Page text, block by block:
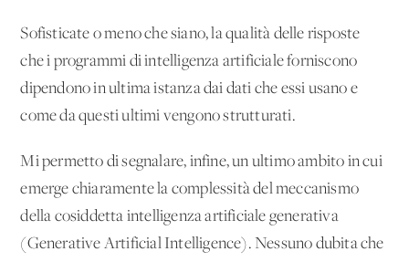
Sofisticate o meno che siano, la qualità delle risposte
che i programmi di intelligenza artificiale forniscono
dipendono in ultima istanza dai dati che essi usano e
come da questi ultimi vengono strutturati.
Mi permetto di segnalare, infine, un ultimo ambito in cui
emerge chiaramente la complessità del meccanismo
della cosiddetta intelligenza artificiale generativa
(Generative Artificial Intelligence). Nessuno dubita che